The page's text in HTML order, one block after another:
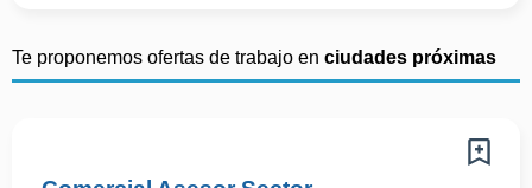
Te proponemos ofertas de trabajo en ciudades próximas